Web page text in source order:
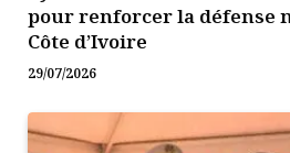
pour renforcer la défense
Côte d’Ivoire
29/07/2026